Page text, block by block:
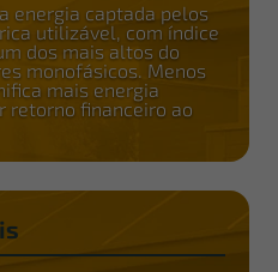
energia captada pelos
utilizável, com índice
dos mais altos do
monofásicos. Menos
mais energia
retorno financeiro ao